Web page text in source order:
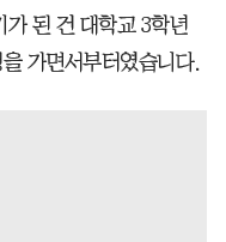
된 건 대학교 3학년
가면서부터였습니다.